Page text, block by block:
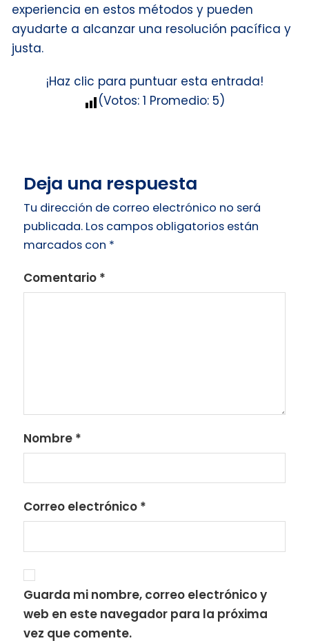
experiencia en estos métodos y pueden
ayudarte a alcanzar una resolución pacífica y
justa.
¡Haz clic para puntuar esta entrada!
(Votos: 1 Promedio: 5)
Deja una respuesta
Tu dirección de correo electrónico no será
publicada. Los campos obligatorios están
marcados con *
Comentario *
Nombre *
Correo electrónico *
Guarda mi nombre, correo electrónico y
web en este navegador para la próxima
vez que comente.